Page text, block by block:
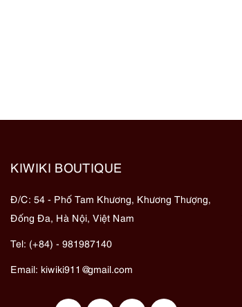
KIWIKI BOUTIQUE
Đ/C: 54 - Phố Tam Khương, Khương Thượng,
Đống Đa, Hà Nội, Việt Nam
Tel: (+84) - 981987140
Email: kiwiki911@gmail.com